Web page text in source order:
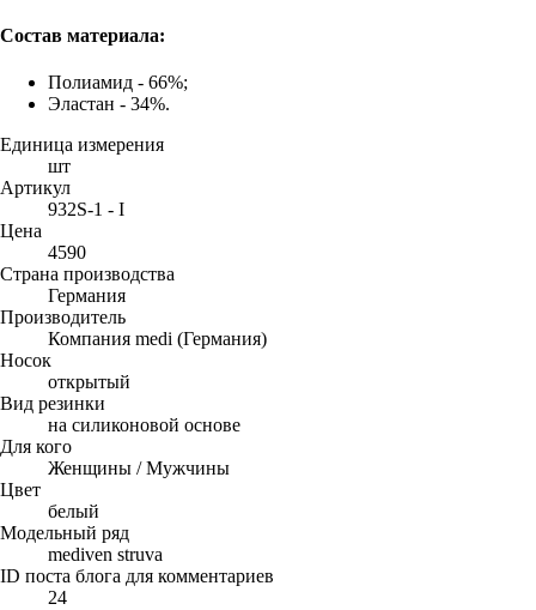
Состав материала:
Полиамид - 66%;
Эластан - 34%.
Единица измерения
шт
Артикул
932S-1 - I
Цена
4590
Страна производства
Германия
Производитель
Компания medi (Германия)
Носок
открытый
Вид резинки
на силиконовой основе
Для кого
Женщины / Мужчины
Цвет
белый
Модельный ряд
mediven struva
ID поста блога для комментариев
24